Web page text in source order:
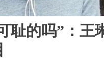
耻的吗”：王